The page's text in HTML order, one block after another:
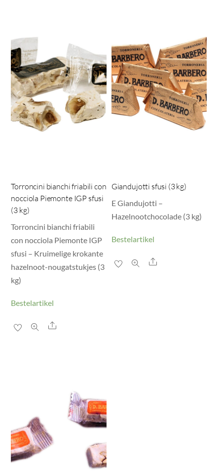
Torroncini bianchi friabili con
nocciola Piemonte IGP sfusi
(3 kg)
Torroncini bianchi friabili
con nocciola Piemonte IGP
sfusi – Kruimelige krokante
hazelnoot-nougatstukjes (3
kg)
Bestelartikel
Share
Giandujotti sfusi (3 kg)
E Giandujotti –
Hazelnootchocolade (3 kg)
Bestelartikel
Share